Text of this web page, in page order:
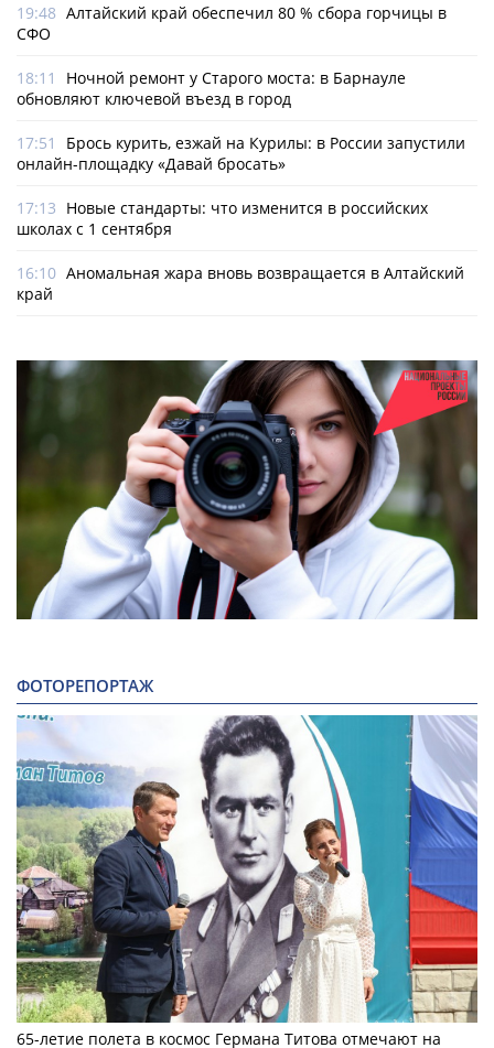
19:48 Алтайский край обеспечил 80 % сбора горчицы в
СФО
18:11
Ночной ремонт у Старого моста: в Барнауле
обновляют ключевой въезд в город
17:51
Брось курить, езжай на Курилы: в России запустили
онлайн-­площадку «Давай бросать»
17:13 Новые стандарты: что изменится в российских
школах с 1 сентября
16:10 Аномальная жара вновь возвращается в Алтайский
край
ФОТОРЕПОРТАЖ
65-летие полета в космос Германа Титова отмечают на